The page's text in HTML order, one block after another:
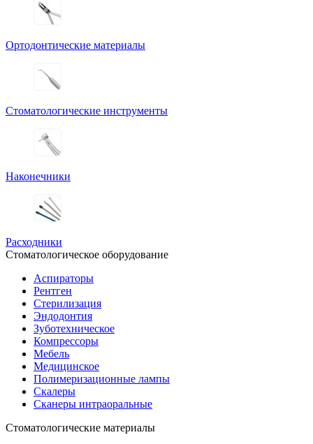
Ортодонтические материалы
Стоматологические инструменты
Наконечники
Расходники
Стоматологическое оборудование
Аспираторы
Рентген
Стерилизация
Эндодонтия
Зуботехническое
Компрессоры
Мебель
Медицинское
Полимеризационные лампы
Скалеры
Сканеры интраоральные
Стоматологические материалы